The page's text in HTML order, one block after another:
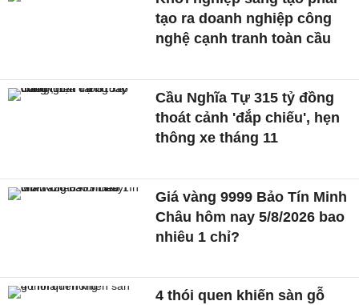
tạo ra doanh nghiệp công
nghệ cạnh tranh toàn cầu
Cầu Nghĩa Tự 315 tỷ đồng
thoát cảnh 'đắp chiếu', hẹn
thông xe tháng 11
Giá vàng 9999 Bảo Tín Minh
Châu hôm nay 5/8/2026 bao
nhiêu 1 chỉ?
4 thói quen khiến sàn gỗ